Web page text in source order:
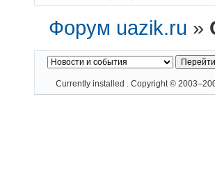
Форум uazik.ru »
Currently installed . Copyright ©